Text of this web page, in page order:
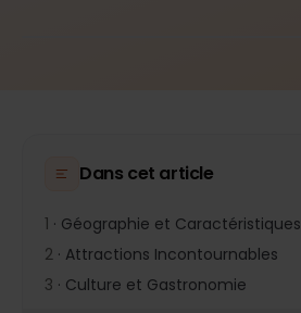
Dans cet article
1 · Géographie et Caractéristiques
2 · Attractions Incontournables
3 · Culture et Gastronomie